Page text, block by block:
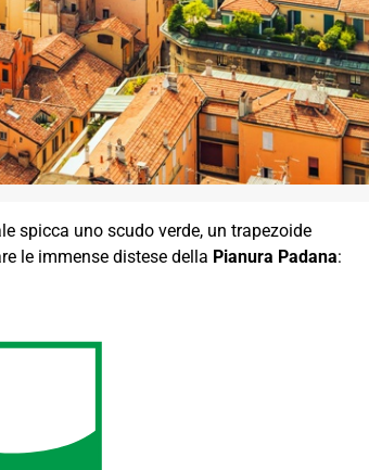
spicca uno scudo verde, un trapezoide
le immense distese della Pianura Padana: